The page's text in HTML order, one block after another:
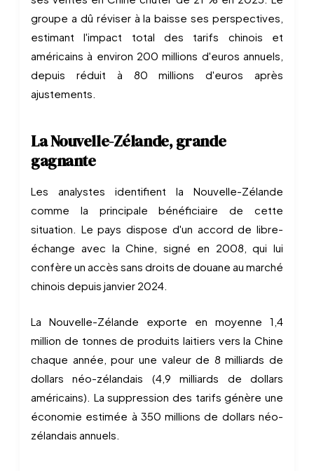
groupe a dû réviser à la baisse ses perspectives,
estimant l'impact total des tarifs chinois et
américains à environ 200 millions d'euros annuels,
depuis réduit à 80 millions d'euros après
ajustements.
La Nouvelle-Zélande, grande
gagnante
Les analystes identifient la Nouvelle-Zélande
comme la principale bénéficiaire de cette
situation. Le pays dispose d'un accord de libre-
échange avec la Chine, signé en 2008, qui lui
confère un accès sans droits de douane au marché
chinois depuis janvier 2024.
La Nouvelle-Zélande exporte en moyenne 1,4
million de tonnes de produits laitiers vers la Chine
chaque année, pour une valeur de 8 milliards de
dollars néo-zélandais (4,9 milliards de dollars
américains). La suppression des tarifs génère une
économie estimée à 350 millions de dollars néo-
zélandais annuels.